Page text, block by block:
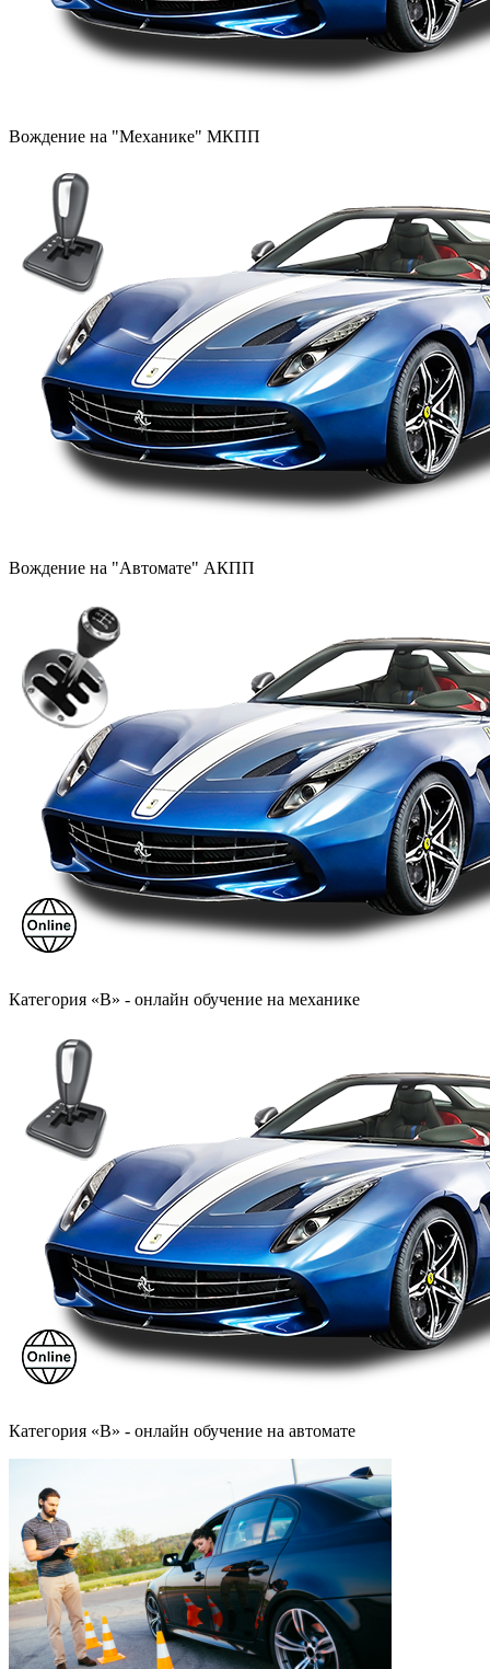
Вождение на "Механике" МКПП
Вождение на "Автомате" АКПП
Категория «B» - онлайн обучение на механике
Категория «B» - онлайн обучение на автомате